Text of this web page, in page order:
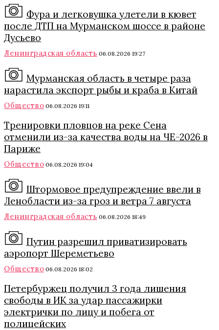
Фура и легковушка улетели в кювет
после ДТП на Мурманском шоссе в районе
Дусьево
Ленинградская область 06.08.2026 19:27
Мурманская область в четыре раза
нарастила экспорт рыбы и краба в Китай
Общество 06.08.2026 19:11
Тренировки пловцов на реке Сена
отменили из-за качества воды на ЧЕ-2026 в
Париже
Общество 06.08.2026 19:04
Штормовое предупреждение ввели в
Ленобласти из-за гроз и ветра 7 августа
Ленинградская область 06.08.2026 18:49
Путин разрешил приватизировать
аэропорт Шереметьево
Общество 06.08.2026 18:02
Петербуржец получил 3 года лишения
свободы в ИК за удар пассажирки
электрички по лицу и побега от
полицейских